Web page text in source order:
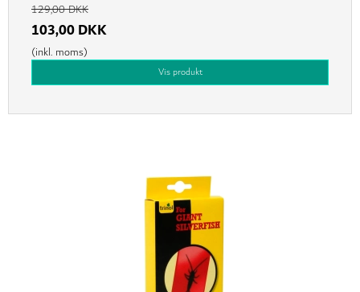
129,00 DKK
103,00 DKK
(inkl. moms)
Vis produkt